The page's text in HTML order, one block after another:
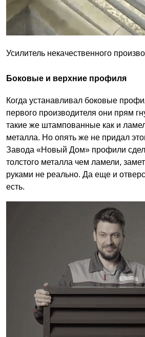
Усилитель некачественного
Боковые и верхние профиля
Когда устанавливал боковые
первого производителя они прям
такие же штампованные как и
металла. Но опять же не придал
Завода «Новый Дом» профили
толстого металла чем ламели,
руками не реально. Да еще и
есть.